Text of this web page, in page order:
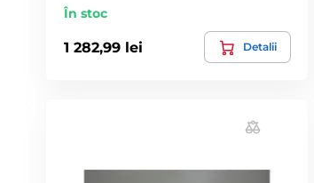
În stoc
1 282,99 lei Detalii